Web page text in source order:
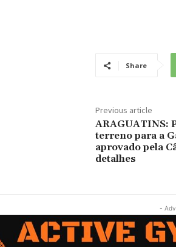
Share
Previous article
ARAGUATINS:
terreno para a
aprovado pela
detalhes
-